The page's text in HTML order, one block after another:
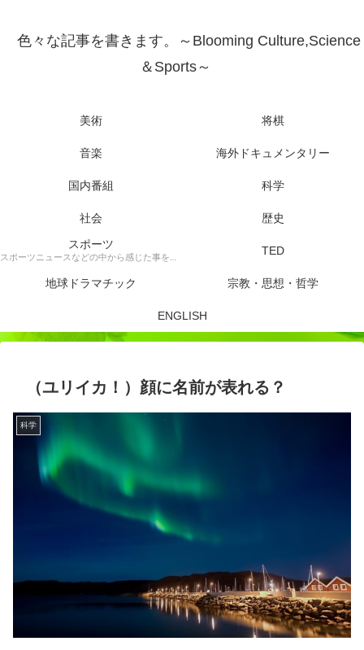
色々な記事を書きます。～Blooming Culture,Science
＆Sports～
美術 将棋
音楽 海外ドキュメンタリー
国内番組 科学
社会
歴史
スポーツ
スポーツニュースなどの中から感じた事を書きます。 TED
地球ドラマチック 宗教・思想・哲学
ENGLISH
（ユリイカ！）顔に名前が表れる？
科学